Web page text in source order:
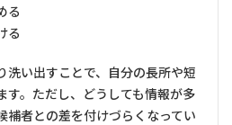
る
る
洗い出すことで、自分の長所や短
す。ただし、どうしても情報が多
補者との差を付けづらくなってい